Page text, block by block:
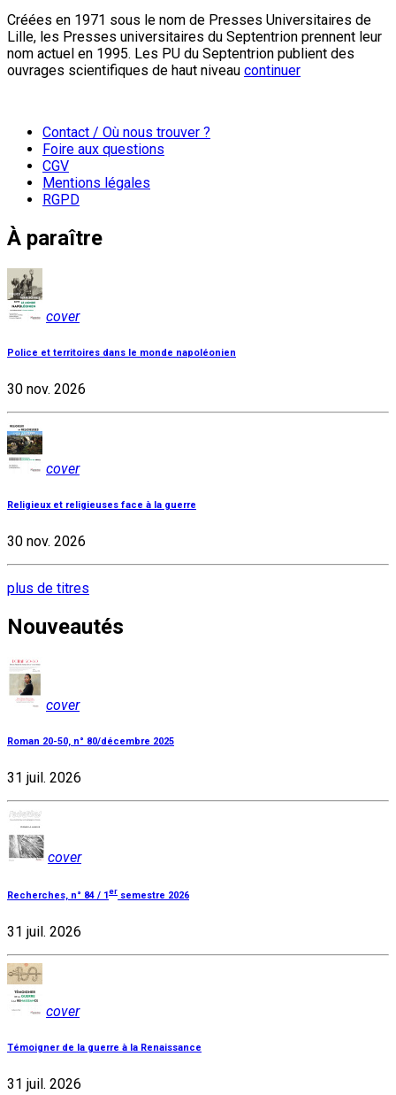
Créées en 1971 sous le nom de Presses Universitaires de
Lille, les Presses universitaires du Septentrion prennent leur
nom actuel en 1995. Les PU du Septentrion publient des
ouvrages scientifiques de haut niveau continuer
Contact / Où nous trouver ?
Foire aux questions
CGV
Mentions légales
RGPD
À paraître
cover
Police et territoires dans le monde napoléonien
30 nov. 2026
cover
Religieux et religieuses face à la guerre
30 nov. 2026
plus de titres
Nouveautés
cover
Roman 20-50, n° 80/décembre 2025
31 juil. 2026
cover
Recherches, n° 84 / 1 er semestre 2026
31 juil. 2026
cover
Témoigner de la guerre à la Renaissance
31 juil. 2026